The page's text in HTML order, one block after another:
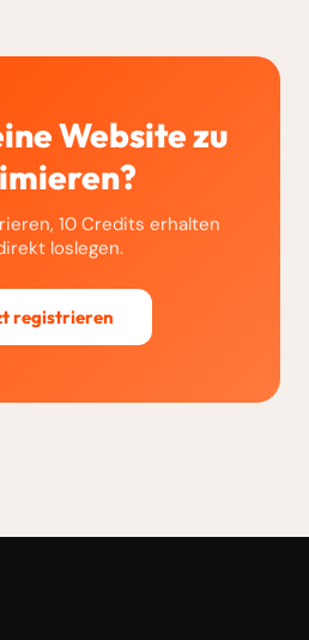
Website zu
10 Credits erhalten
loslegen.
registrieren